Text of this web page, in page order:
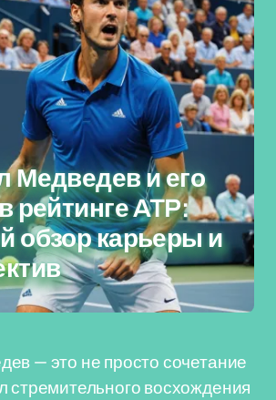
Медведев и его
рейтинге ATP:
обзор карьеры и
— это не просто сочетание
стремительного восхождения